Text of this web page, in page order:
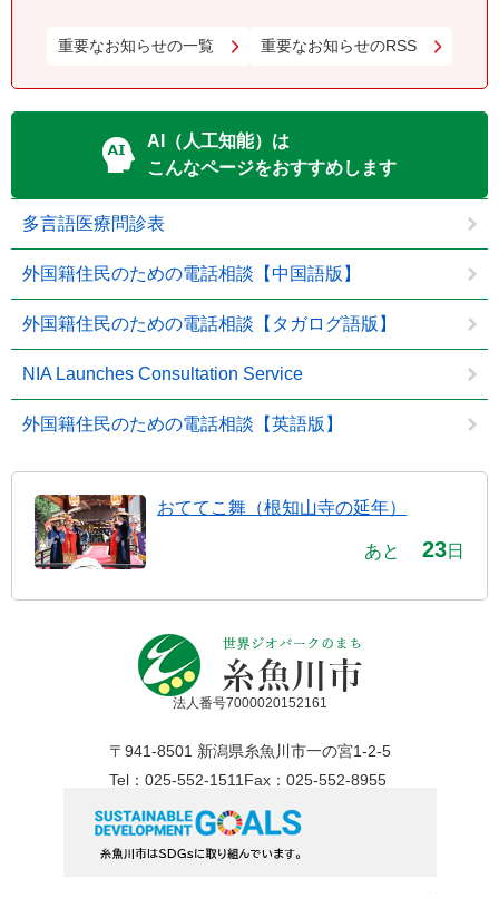
重要なお知らせの一覧 重要なお知らせのRSS
AI（人工知能）は
こんなページをおすすめします
多言語医療問診表
外国籍住民のための電話相談【中国語版】
外国籍住民のための電話相談【タガログ語版】
NIA Launches Consultation Service
外国籍住民のための電話相談【英語版】
おててこ舞（根知山寺の延年）
あと 23日
法人番号7000020152161
〒941-8501 新潟県糸魚川市一の宮1-2-5
Tel：025-552-1511 Fax：025-552-8955